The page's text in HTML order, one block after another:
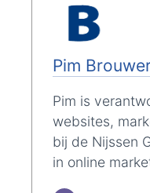
Pim
Pim is
websites,
bij de Nijssen
in online